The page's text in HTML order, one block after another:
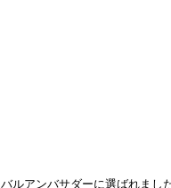
ルアンバサダーに選ばれまし